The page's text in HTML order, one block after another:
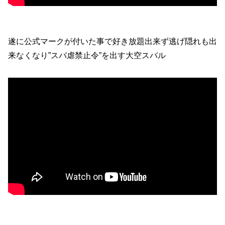
遂に公式マークが付いた事で好き放題出来ず逃げ隠れも出
来なくなり”スバ虐禁止令”を出す大空スバル